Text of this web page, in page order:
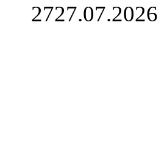
2727.07.2026